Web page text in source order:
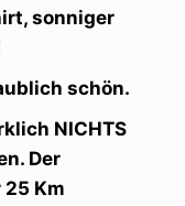
sonniger
schön.
NICHTS
Der
Km